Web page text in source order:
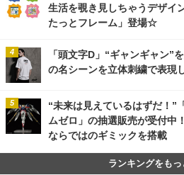
生活を覗き見しちゃうデザイ
たっとフレーム」登場☆
「頭文字D」“ギャンギャン”
の名シーンを立体刺繍で表現
“未来は見えているはずだ！”
ムゼロ」の抽選販売が受付
ならではのギミックを搭載
ランキングをもっ